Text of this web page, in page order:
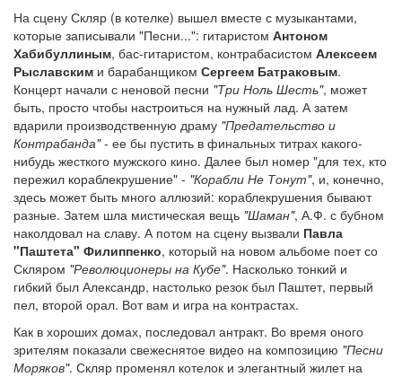
На сцену Скляр (в котелке) вышел вместе с музыкантами,
которые записывали "Песни...": гитаристом Антоном
Хабибуллиным, бас-гитаристом, контрабасистом Алексеем
Рыславским и барабанщиком Сергеем Батраковым.
Концерт начали с неновой песни "Три Ноль Шесть", может
быть, просто чтобы настроиться на нужный лад. А затем
вдарили производственную драму "Предательство и
Контрабанда"- ее бы пустить в финальных титрах какого-
нибудь жесткого мужского кино. Далее был номер "для тех, кто
пережил кораблекрушение" - "Корабли Не Тонут", и, конечно,
здесь может быть много аллюзий: кораблекрушения бывают
разные. Затем шла мистическая вещь "Шаман", А.Ф. с бубном
наколдовал на славу. А потом на сцену вызвали Павла
"Паштета" Филиппенко, который на новом альбоме поет со
Скляром "Революционеры на Кубе". Насколько тонкий и
гибкий был Александр, настолько резок был Паштет, первый
пел, второй орал. Вот вам и игра на контрастах.
Как в хороших домах, последовал антракт. Во время оного
зрителям показали свежеснятое видео на композицию "Песни
Моряков". Скляр променял котелок и элегантный жилет на